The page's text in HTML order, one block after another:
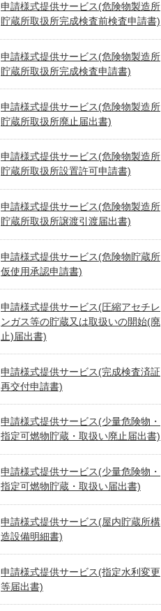
申請様式提供サービス(危険物製造所
貯蔵所取扱所完成検査前検査申請書)
申請様式提供サービス(危険物製造所
貯蔵所取扱所完成検査申請書)
申請様式提供サービス(危険物製造所
貯蔵所取扱所廃止届出書)
申請様式提供サービス(危険物製造所
貯蔵所取扱所設置許可申請書)
申請様式提供サービス(危険物製造所
貯蔵所取扱所譲渡引渡届出書)
申請様式提供サービス(危険物貯蔵所
仮使用承認申請書)
申請様式提供サービス(圧縮アセチレ
ンガス等の貯蔵又は取扱いの開始(廃
止)届出書)
申請様式提供サービス(完成検査済証
再交付申請書)
申請様式提供サービス(少量危険物・
指定可燃物貯蔵・取扱い廃止届出書)
申請様式提供サービス(少量危険物・
指定可燃物貯蔵・取扱い届出書)
申請様式提供サービス(屋内貯蔵所構
造設備明細書)
申請様式提供サービス(指定水利変更
等届出書)